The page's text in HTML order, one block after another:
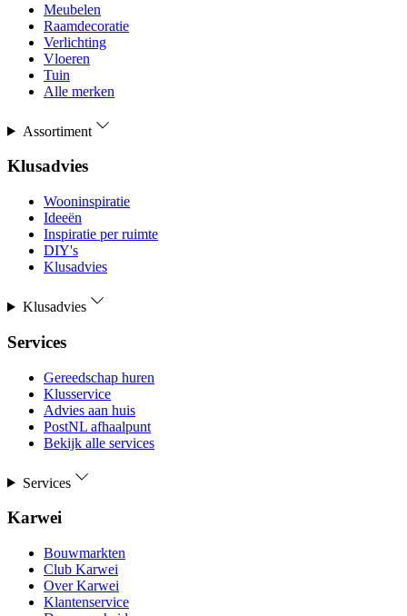
Meubelen
Raamdecoratie
Verlichting
Vloeren
Tuin
Alle merken
Assortiment
Klusadvies
Wooninspiratie
Ideeën
Inspiratie per ruimte
DIY's
Klusadvies
Klusadvies
Services
Gereedschap huren
Klusservice
Advies aan huis
PostNL afhaalpunt
Bekijk alle services
Services
Karwei
Bouwmarkten
Club Karwei
Over Karwei
Klantenservice